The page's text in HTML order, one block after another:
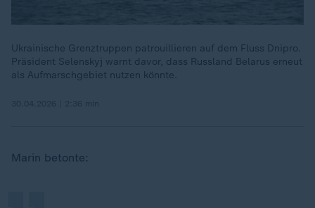
Ukrainische Grenztruppen patrouillieren auf dem Fluss Dnipro.
Präsident Selenskyj warnt davor, dass Russland Belarus erneut
als Aufmarschgebiet nutzen könnte.
Marin betonte:
„